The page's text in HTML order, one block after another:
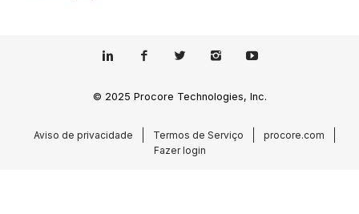
© 2025 Procore Technologies, Inc.
Aviso de privacidade Termos de Serviço
procore.com
Fazer login